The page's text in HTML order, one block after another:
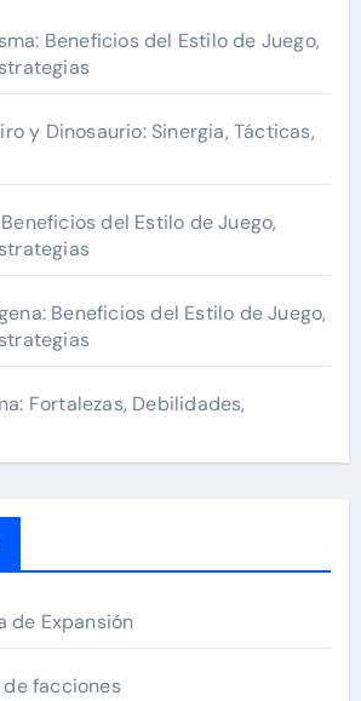
Beneficios del Estilo de Juego,
y Dinosaurio: Sinergia, Tácticas,
del Estilo de Juego,
Beneficios del Estilo de Juego,
Fortalezas, Debilidades,
de Expansión
facciones